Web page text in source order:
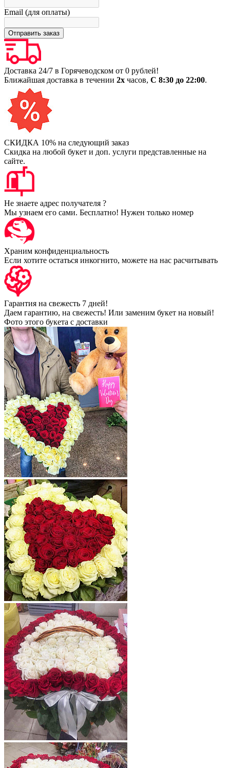
Email (для оплаты)
Доставка 24/7 в Горячеводском от 0 рублей!
Ближайшая доставка в течении 2х часов, С 8:30 до 22:00.
СКИДКА 10% на следующий заказ
Скидка на любой букет и доп. услуги представленные на
сайте.
Не знаете адрес получателя ?
Мы узнаем его сами. Бесплатно! Нужен только номер
Храним конфиденциальность
Если хотите остаться инкогнито, можете на нас расчитывать
Гарантия на свежесть 7 дней!
Даем гарантию, на свежесть! Или заменим букет на новый!
Фото этого букета с доставки